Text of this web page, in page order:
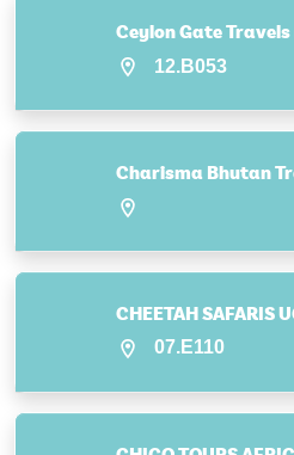
Ceylon Gate Travels
12.B053
Charisma Bhutan
CHEETAH SAFARIS
07.E110